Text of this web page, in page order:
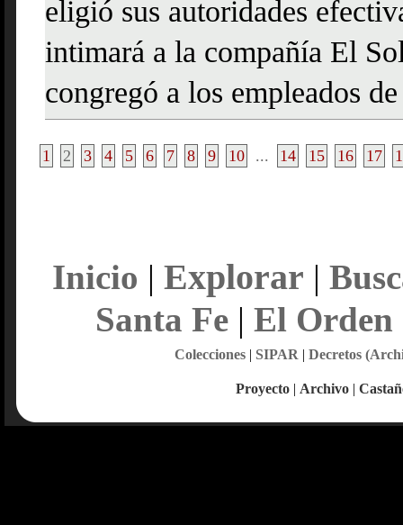
eligió sus autoridades
intimará a la compañía El
congregó a los empleados
1 2 3 4 5 6 7 8 9 10 ... 14 15 16 17
Inicio | Explorar |
Santa Fe| El Orden
Colecciones| SIPAR | Decretos
Proyecto | Archivo |